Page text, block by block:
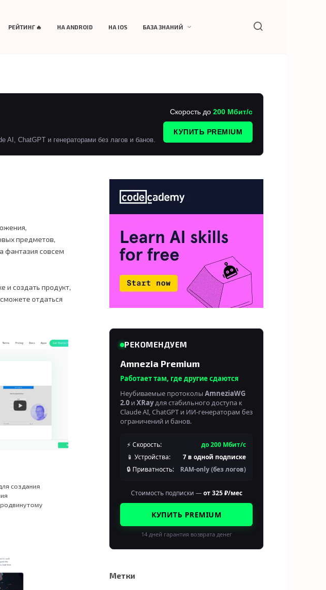
РЕЙТИНГ 🔥 НА ANDROID НА IOS БАЗА ЗНАНИЙ
AI, ChatGPT и генераторами без лагов и банов.
Скорость до 200 Мбит/с
КУПИТЬ PREMIUM
предметов,
фантазия совсем
и создать продукт,
отдаться
создания
РЕКОМЕНДУЕМ
Amnezia Premium
Работает там, где другие сдаются
Неубиваемые протоколы AmneziaWG
2.0 иXRayдля стабильного доступа к
Claude AI, ChatGPT и ИИ-генераторам без
ограничений и банов.
⚡ Скорость:
до 200 Мбит/с
📱 Устройства:
7 в одной подписке
🔒 Приватность:
RAM-only (без логов)
Стоимость подписки —от 325 ₽/мес
КУПИТЬ PREMIUM
14 дней гарантия возврата денег
Метки